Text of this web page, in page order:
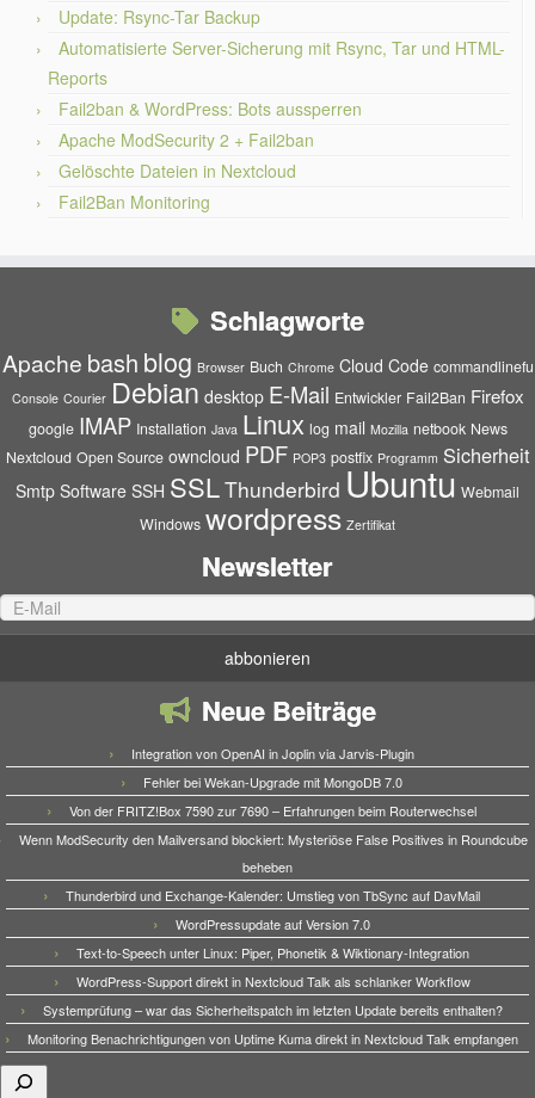
Update: Rsync-Tar Backup
Automatisierte Server-Sicherung mit Rsync, Tar und HTML-
Reports
Fail2ban & WordPress: Bots aussperren
Apache ModSecurity 2 + Fail2ban
Gelöschte Dateien in Nextcloud
Fail2Ban Monitoring
Schlagworte
Apache bash blog Browser Buch Chrome Cloud Code commandlinefu
Console Courier Debian desktop E-Mail Entwickler Fail2Ban Firefox
google IMAP Installation Java Linux log mail Mozilla netbook News
Nextcloud Open Source owncloud PDF POP3 postfix Programm Sicherheit
Smtp Software SSH SSLThunderbird Ubuntu Webmail
Windows wordpress Zertifikat
Newsletter
Neue Beiträge
Integration von OpenAI in Joplin via Jarvis-Plugin
Fehler bei Wekan-Upgrade mit MongoDB 7.0
Von der FRITZ!Box 7590 zur 7690 – Erfahrungen beim Routerwechsel
Wenn ModSecurity den Mailversand blockiert: Mysteriöse False Positives in Roundcube
beheben
Thunderbird und Exchange-Kalender: Umstieg von TbSync auf DavMail
WordPressupdate auf Version 7.0
Text-to-Speech unter Linux: Piper, Phonetik & Wiktionary-Integration
WordPress-Support direkt in Nextcloud Talk als schlanker Workflow
Systemprüfung – war das Sicherheitspatch im letzten Update bereits enthalten?
Monitoring Benachrichtigungen von Uptime Kuma direkt in Nextcloud Talk empfangen
Suchen